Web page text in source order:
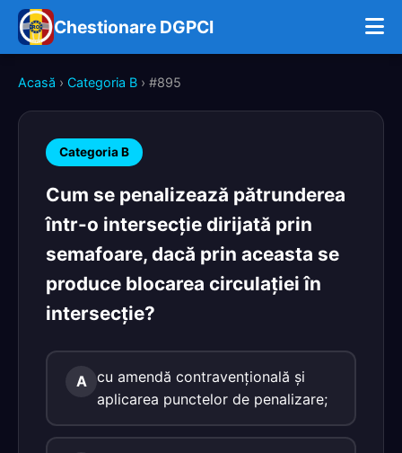
Chestionare DGPCI
Acasă › Categoria B › #895
Categoria B
Cum se penalizează pătrunderea
într-o intersecţie dirijată prin
semafoare, dacă prin aceasta se
produce blocarea circulaţiei în
intersecţie?
A cu amendă contravenţională şi
aplicarea punctelor de penalizare;